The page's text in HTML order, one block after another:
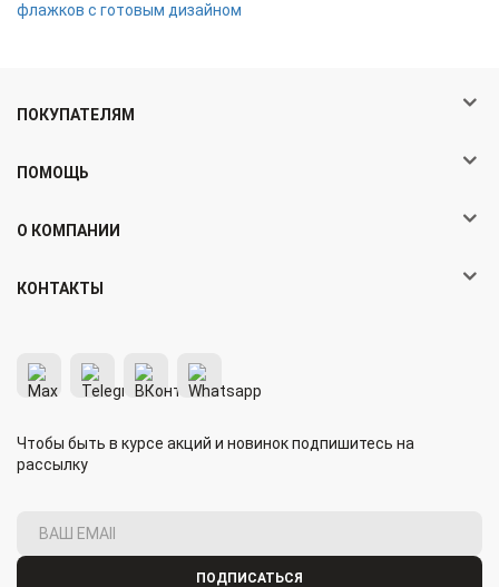
флажков с готовым дизайном
КОНТАКТЫ
ПОКУПАТЕЛЯМ
ПОМОЩЬ
О КОМПАНИИ
Чтобы быть в курсе акций и новинок подпишитесь на
рассылку
ПОДПИСАТЬСЯ